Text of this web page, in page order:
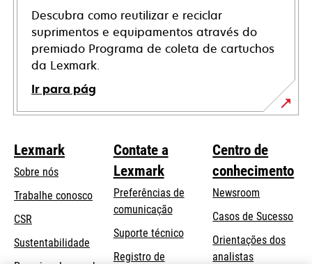
Descubra como reutilizar e reciclar
suprimentos e equipamentos através do
premiado Programa de coleta de cartuchos
da Lexmark.
Ir para pág
Lexmark
Sobre nós
Trabalhe conosco
CSR
Sustentabilidade
Contate a
Lexmark
Preferências de
comunicação
Suporte técnicoabre
Registro de
Centro de
conhecimento
Newsroom
Casos de Sucesso
Orientações dos
analistas